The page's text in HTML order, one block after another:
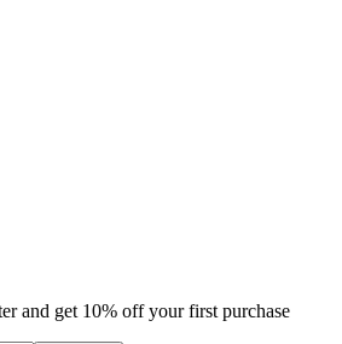
and get 10% off your first purchase